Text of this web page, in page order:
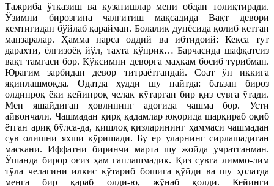
Тажриба ўтказиш ва кузатишлар мени обдан толиқтиради.
Ўзимни бирозгина чалғитиш мақсадида Вақт девори
кемтигидан бўйлаб қарайман. Болалик дунёсида қолиб кетган
манзаралар. Ҳамма нарса оддий ва ибтидоий: Кекса тут
дарахти, ёлғизоёқ йўл, тахта кўприк… Барчасида шафқатсиз
вақт тамғаси бор. Кўксимни деворга маҳкам босиб турибман.
Юрагим зарбидан девор титраётгандай. Соат ўн иккига
яқинлашмоқда. Одатда худди шу пайтда: баъзан бироз
олдинроқ ёки кейинроқ челак кўтарган бир қиз сувга ўтади.
Мен яшайдиган ҳовлининг адоғида чашма бор. Усти
айвончали. Чашмадан қирқ қадамлар юқорида шарқираб оқиб
ётган ариқ бўлса-да, қишлоқ қизларининг ҳаммаси чашмадан
сув олишни яхши кўришади. Бу ер уларнинг сирлашадиган
маскани. Иффатни биринчи марта шу жойда учратганман.
Ўшанда бирор оғиз ҳам гаплашмадик. Қиз сувга лиммо-лим
тўла челагини илкис кўтариб бошига қўйди ва шу ҳолатда
менга бир қараб олди-ю, жўнаб қолди. Кейинги